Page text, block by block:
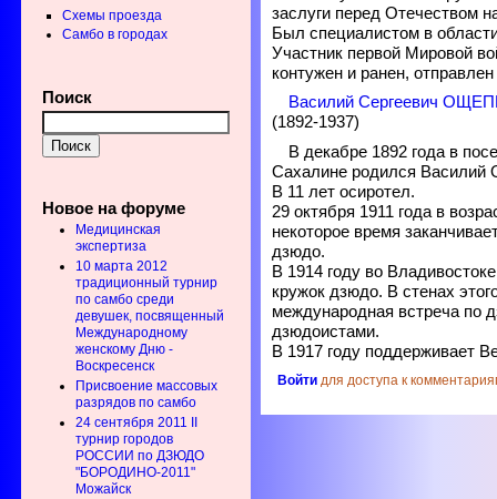
Схемы проезда
Самбо в городах
Поиск
Новое на форуме
Медицинская
экспертиза
10 марта 2012
традиционный турнир
по самбо среди
девушек, посвященный
Международному
женскому Дню -
Воскресенск
Присвоение массовых
разрядов по самбо
24 сентября 2011 II
турнир городов
РОССИИ по ДЗЮДО
"БОРОДИНО-2011"
Можайск
заслуги перед Отечеством
Был специалистом в
Участник первой Мировой
контужен и ранен, отправлен
Василий Сергеевич
(1892-1937)
В декабре 1892 года в
Сахалине родился Василий
В 11 лет осиротел.
29 октября 1911 года в
некоторое время
дзюдо.
В 1914 году во
кружок дзюдо. В стенах
международная встреча по
дзюдоистами.
В 1917 году поддерживает
Войти для доступа к